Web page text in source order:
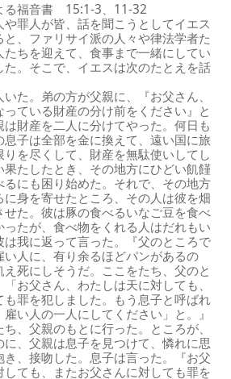
福音書 15:1-3、11-32
や罪人が皆、話を聞こうとしてイエス
、ファリサイ派の人々や律法学者た
ちを迎えて、食事まで一緒にしてい
た。そこで、イエスは次のたとえを話
いた。弟の方が父親に、『お父さん、
ている財産の分け前をください』と
財産を二人に分けてやった。何日も
子は全部を金に換えて、遠い国に旅
を尽くして、財産を無駄使いしてし
果たしたとき、その地方にひどい飢饉
にも困り始めた。それで、その地方
身を寄せたところ、その人は彼を畑
た。彼は豚の食べるいなご豆を食べ
たが、食べ物をくれる人はだれもい
我に返って言った。『父のところで
人に、有り余るほどパンがあるの
死にしそうだ。ここをたち、父のと
お父さん、わたしは天に対しても、
も罪を犯しました。もう息子と呼ばれ
い人の一人にしてください」と。』
、父親のもとに行った。ところが、
に、父親は息子を見つけて、憐れに思
、接吻した。息子は言った。『お父
ても、またお父さんに対しても罪を